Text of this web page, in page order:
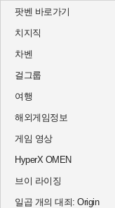
팟벤 바로가기
치지직
차벤
걸그룹
여행
해외게임정보
게임 영상
HyperX OMEN
브이 라이징
일곱 개의 대죄: Origin